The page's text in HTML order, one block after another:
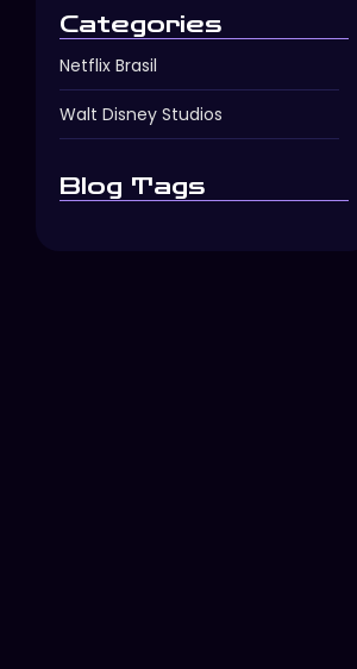
Categories
Netflix Brasil
Walt Disney Studios
Blog Tags